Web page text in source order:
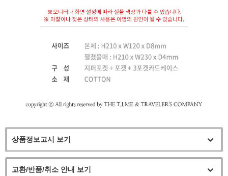
상품정보고시 보기
교환/반품/취소 안내 보기